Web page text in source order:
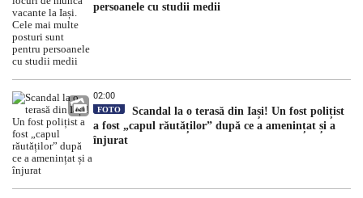
persoanele cu studii medii
02:00
FOTO
Scandal la o terasă din Iași! Un fost polițist
a fost „capul răutăților” după ce a amenințat și a
înjurat